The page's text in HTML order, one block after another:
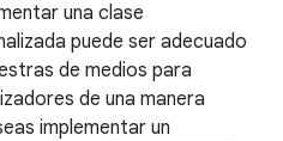
una clase
puede ser adecuado
de medios para
de una manera
implementar un